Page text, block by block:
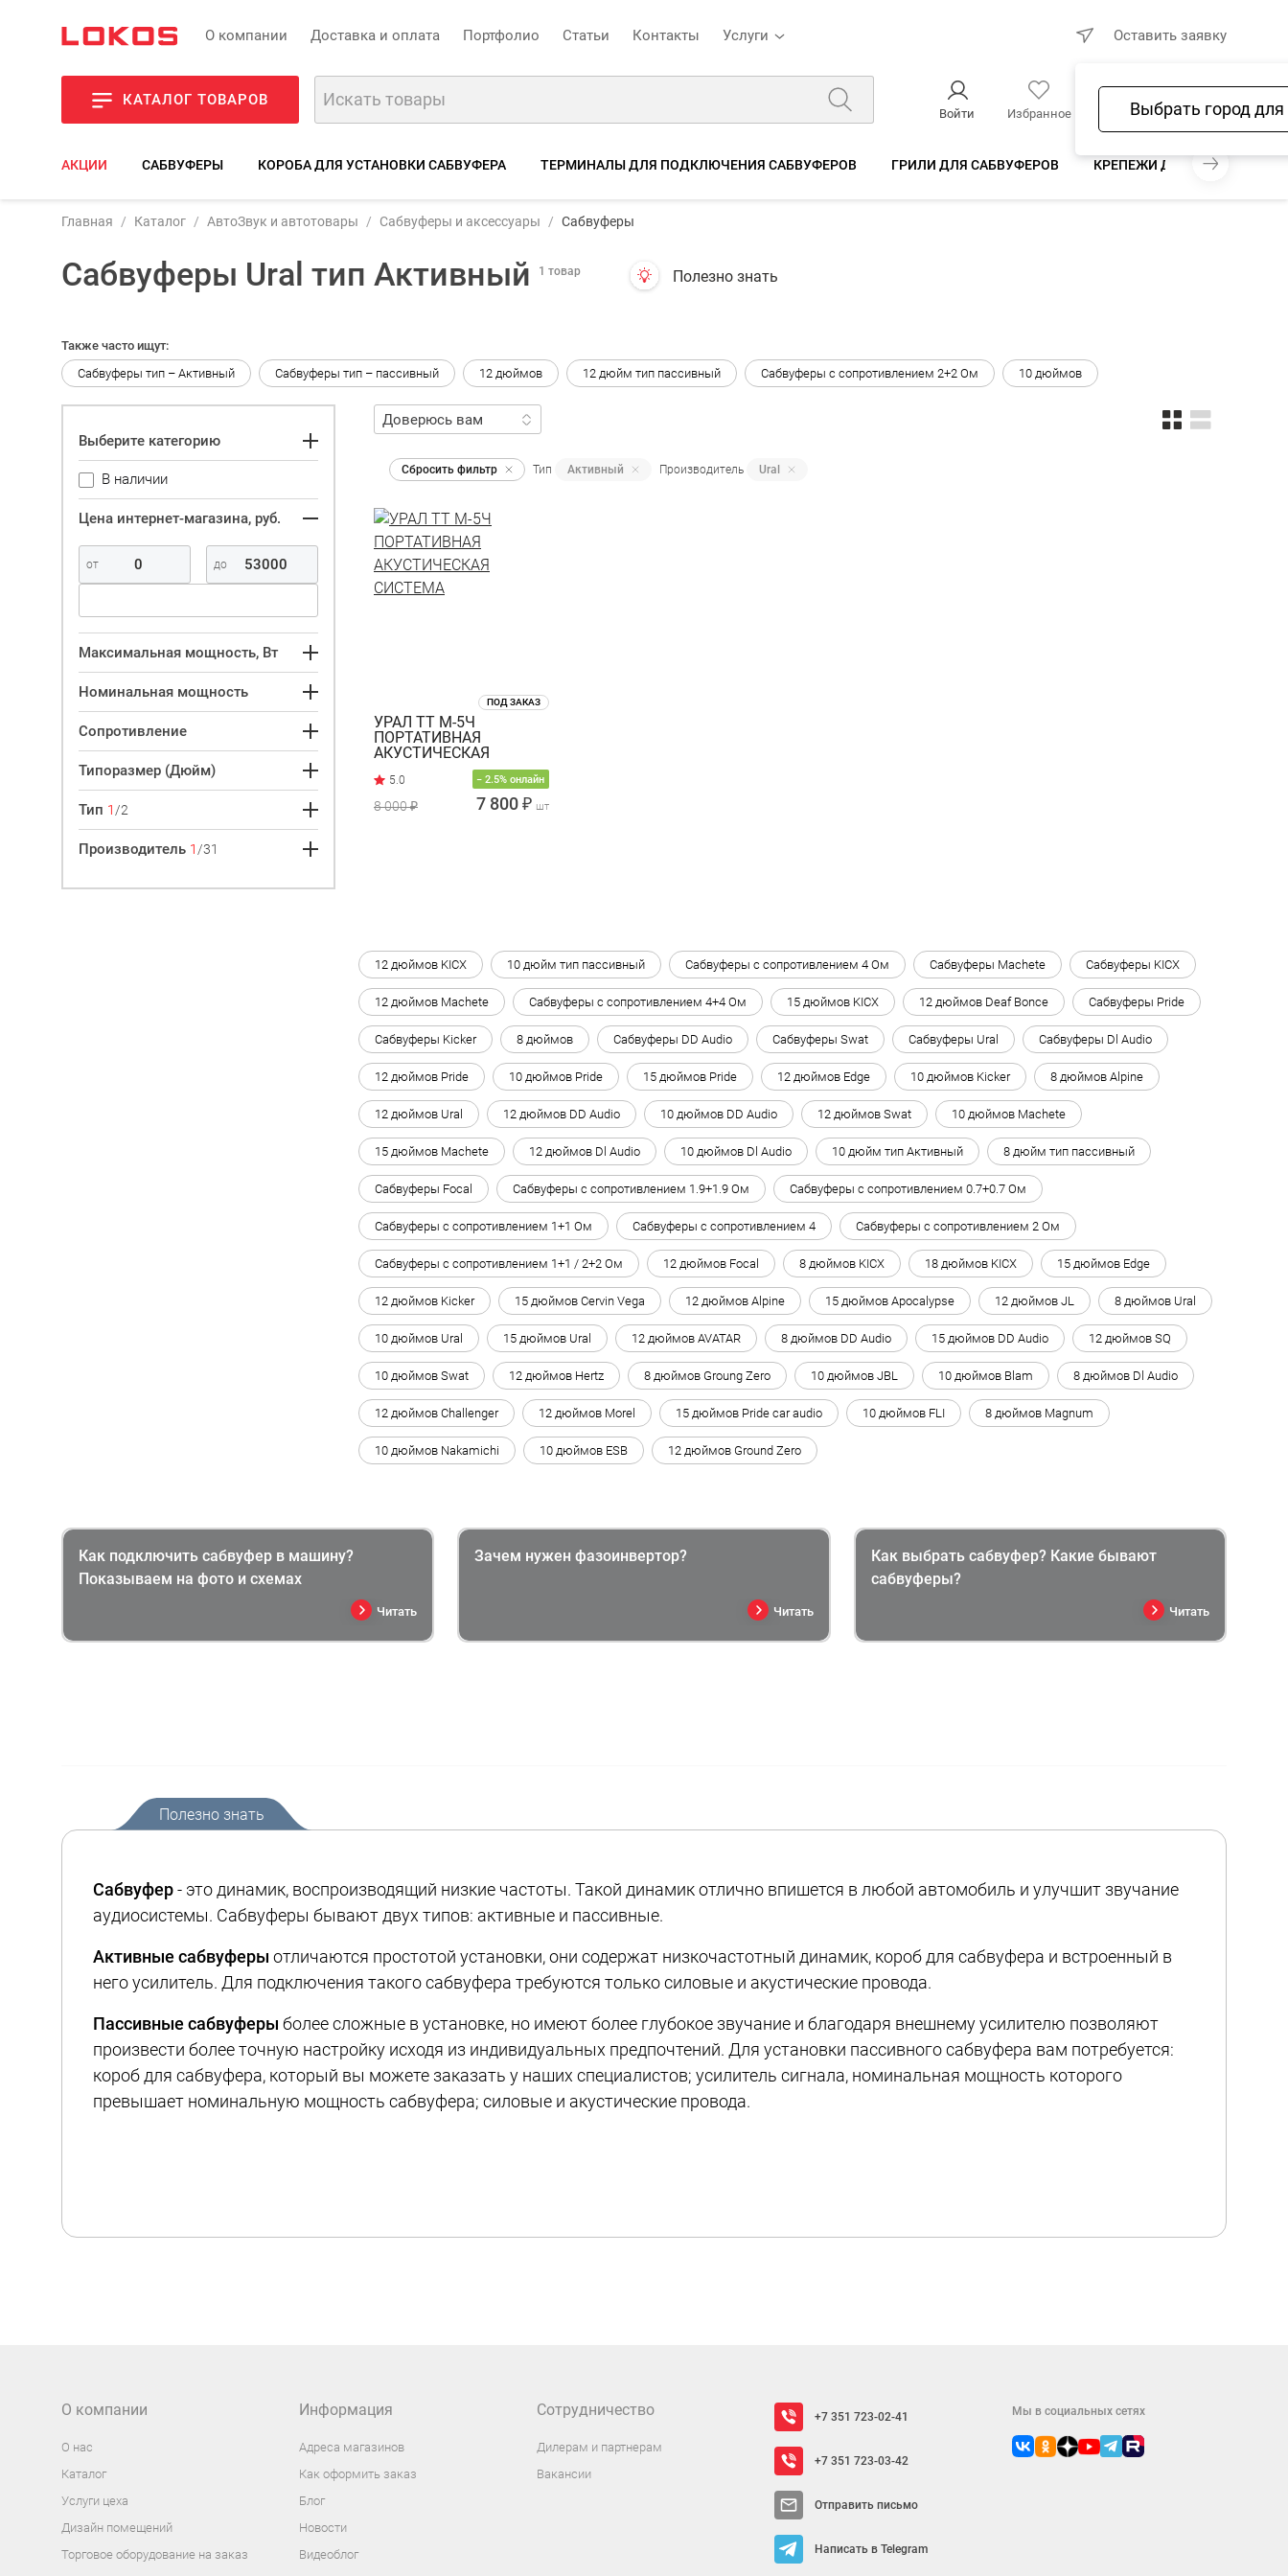
О компании Доставка и оплата Портфолио Статьи Контакты Услуги
Выбрать город
Оставить заявку
КАТАЛОГ ТОВАРОВ
Войти Избранное Сравнение Корзина
АКЦИИ САБВУФЕРЫ КОРОБА ДЛЯ УСТАНОВКИ САБВУФЕРА ТЕРМИНАЛЫ ДЛЯ ПОДКЛЮЧЕНИЯ САБВУФЕРОВ ГРИЛИ ДЛЯ САБВУФЕРОВ КРЕПЕЖИ ДЛЯ САБВУФЕРА
Главная Каталог АвтоЗвук и автотовары Сабвуферы и аксессуары Сабвуферы
Сабвуферы Ural тип Активный 1 товар Полезно знать
Также часто ищут:
Сабвуферы тип – Активный
Сабвуферы тип – пассивный 12 дюймов 12 дюйм тип пассивный Сабвуферы с сопротивлением 2+2 Ом 10 дюймов
Выберите категорию
В наличии
Цена интернет-магазина, руб.
Максимальная мощность, Вт
Номинальная мощность
Сопротивление
Типоразмер (Дюйм)
Тип 1 /2
Производитель 1 /31
Сбросить фильтр Тип Активный Производитель Ural
ПОД ЗАКАЗ
УРАЛ ТТ М-5Ч
ПОРТАТИВНАЯ
АКУСТИЧЕСКАЯ
− 2.5% онлайн
8 000 ₽ 7 800 ₽ шт
12 дюймов KICX 10 дюйм тип пассивный Сабвуферы с сопротивлением 4 Ом Сабвуферы Machete Сабвуферы KICX
12 дюймов Machete Сабвуферы с сопротивлением 4+4 Ом 15 дюймов KICX 12 дюймов Deaf Bonce Сабвуферы Pride
Сабвуферы Kicker 8 дюймов Сабвуферы DD Audio Сабвуферы Swat Сабвуферы Ural Сабвуферы Dl Audio
12 дюймов Pride 10 дюймов Pride 15 дюймов Pride 12 дюймов Edge 10 дюймов Kicker 8 дюймов Alpine
12 дюймов Ural 12 дюймов DD Audio 10 дюймов DD Audio 12 дюймов Swat 10 дюймов Machete
15 дюймов Machete 12 дюймов Dl Audio 10 дюймов Dl Audio 10 дюйм тип Активный 8 дюйм тип пассивный
Сабвуферы Focal Сабвуферы с сопротивлением 1.9+1.9 Ом Сабвуферы с сопротивлением 0.7+0.7 Ом
Сабвуферы с сопротивлением 1+1 Ом Сабвуферы с сопротивлением 4 Сабвуферы с сопротивлением 2 Ом
Сабвуферы с сопротивлением 1+1 / 2+2 Ом 12 дюймов Focal 8 дюймов KICX 18 дюймов KICX 15 дюймов Edge
12 дюймов Kicker 15 дюймов Cervin Vega 12 дюймов Alpine 15 дюймов Apocalypse 12 дюймов JL 8 дюймов Ural
10 дюймов Ural 15 дюймов Ural 12 дюймов AVATAR 8 дюймов DD Audio 15 дюймов DD Audio 12 дюймов SQ
10 дюймов Swat 12 дюймов Hertz 8 дюймов Groung Zero 10 дюймов JBL 10 дюймов Blam 8 дюймов Dl Audio
12 дюймов Challenger 12 дюймов Morel 15 дюймов Pride car audio 10 дюймов FLI 8 дюймов Magnum
10 дюймов Nakamichi 10 дюймов ESB 12 дюймов Ground Zero
Как подключить сабвуфер в машину?
Показываем на фото и схемах
Читать
Зачем нужен фазоинвертор?
Читать
Как выбрать сабвуфер? Какие бывают
сабвуферы?
Читать
Полезно знать
Сабвуфер- это динамик, воспроизводящий низкие частоты. Такой динамик отлично впишется в любой автомобиль и улучшит звучание
аудиосистемы. Сабвуферы бывают двух типов: активные и пассивные.
Активные сабвуферы отличаются простотой установки, они содержат низкочастотный динамик, короб для сабвуфера и встроенный в
него усилитель. Для подключения такого сабвуфера требуются только силовые и акустические провода.
Пассивные сабвуферы более сложные в установке, но имеют более глубокое звучание и благодаря внешнему усилителю позволяют
произвести более точную настройку исходя из индивидуальных предпочтений. Для установки пассивного сабвуфера вам потребуется:
короб для сабвуфера, который вы можете заказать у наших специалистов; усилитель сигнала, номинальная мощность которого
превышает номинальную мощность сабвуфера; силовые и акустические провода.
О компании
О нас
Каталог
Услуги цеха
Дизайн помещений
Торговое оборудование на заказ
Информация
Адреса магазинов
Как оформить заказ
Блог
Новости
Видеоблог
Сотрудничество
Дилерам и партнерам
Вакансии
+7 351 723-02-41
+7 351 723-03-42
Отправить письмо
Написать в Telegram
Мы в социальных сетях